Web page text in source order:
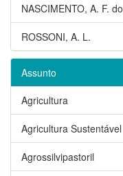
NASCIMENTO, A. F. do
ROSSONI, A. L.
Assunto
Agricultura
Agricultura Sustentável
Agrossilvipastoril